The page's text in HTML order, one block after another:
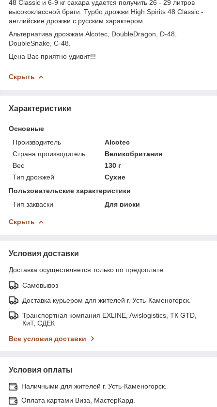
48 Classic и 6-9 кг сахара удается получить 26 - 29 литров
высококлассной браги. Турбо дрожжи High Spirits 48 Classic -
английские дрожжи с русским характером.
Альтернатива дрожжам Alcotec, DoubleDragon, D-48,
DoubleSnake, C-48.
Цена Вас приятно удивит!!!
Скрыть
Характеристики
Основные
Производитель
Alcotec
Страна производитель
Великобритания
Вес
130 г
Тип дрожжей
Сухие
Пользовательские характеристики
Тип закваски
Для виски
Скрыть
Условия доставки
Доставка осуществляется только по предоплате.
Самовывоз
Доставка курьером для жителей г. Усть-Каменогорск.
Транспортная компания EXLINE, Avislogistics, ТК GTD,
КиТ, СДЕК
Все условия доставки
Условия оплаты
Наличными для жителей г. Усть-Каменогорск.
Оплата картами Виза, МастерКард.